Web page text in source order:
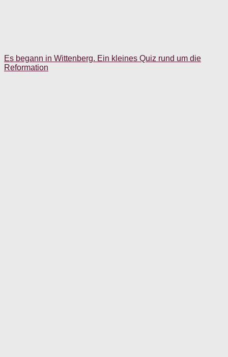
Es begann in Wittenberg. Ein kleines Quiz rund um die
Reformation